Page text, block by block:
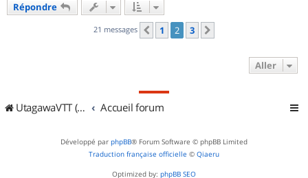
Répondre
21 messages Précédent
1 2 3
Aller
UtagawaVTT (Randos VTT et VTTAE avec traces GPS) Accueil forum
Développé par phpBB® Forum Software © phpBB Limited
Traduction française officielle © Qiaeru
Optimized by: phpBB SEO